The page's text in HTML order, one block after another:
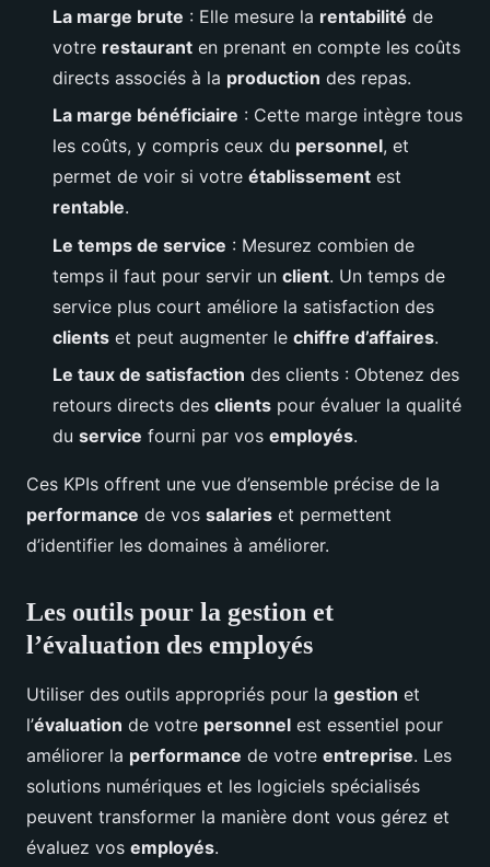
La marge brute : Elle mesure la rentabilité de
votre restaurant en prenant en compte les coûts
directs associés à la production des repas.
La marge bénéficiaire : Cette marge intègre tous
les coûts, y compris ceux du personnel, et
permet de voir si votre établissement est
rentable.
Le temps de service : Mesurez combien de
temps il faut pour servir un client. Un temps de
service plus court améliore la satisfaction des
clients et peut augmenter le chiffre d’affaires.
Le taux de satisfaction des clients : Obtenez des
retours directs des clients pour évaluer la qualité
du service fourni par vos employés.
Ces KPIs offrent une vue d’ensemble précise de la
performance de vos salaries et permettent
d’identifier les domaines à améliorer.
Les outils pour la gestion et
l’évaluation des employés
Utiliser des outils appropriés pour la gestion et
l’évaluation de votre personnel est essentiel pour
améliorer la performance de votre entreprise. Les
solutions numériques et les logiciels spécialisés
peuvent transformer la manière dont vous gérez et
évaluez vos employés.